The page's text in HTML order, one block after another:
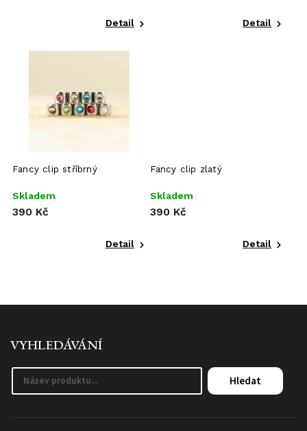
Detail Detail
Fancy clip stříbrný
Skladem
390 Kč
Detail
Fancy clip zlatý
Skladem
390 Kč
Detail
VYHLEDÁVÁNÍ
Hledat